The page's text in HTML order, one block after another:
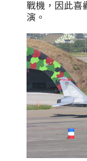
戰機 ， 因此喜
演。